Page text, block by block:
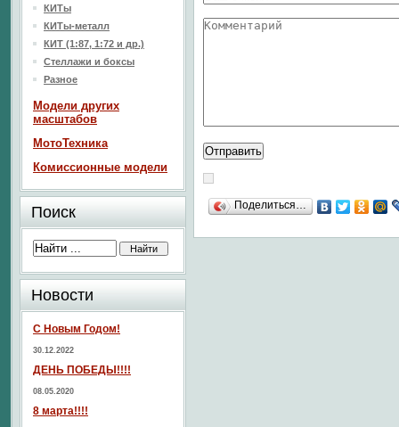
Поделиться…
КИТы
КИТы-металл
КИТ (1:87, 1:72 и др.)
Стеллажи и боксы
Разное
Модели других
масштабов
МотоТехника
Комиссионные модели
Поиск
Новости
С Новым Годом!
30.12.2022
ДЕНЬ ПОБЕДЫ!!!!
08.05.2020
8 марта!!!!